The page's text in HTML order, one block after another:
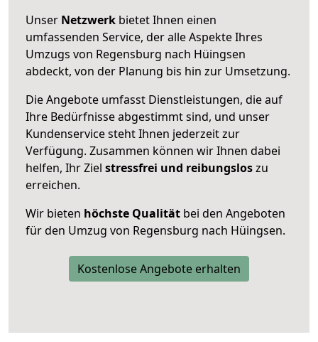
Unser Netzwerk bietet Ihnen einen
umfassenden Service, der alle Aspekte Ihres
Umzugs von Regensburg nach Hüingsen
abdeckt, von der Planung bis hin zur Umsetzung.
Die Angebote umfasst Dienstleistungen, die auf
Ihre Bedürfnisse abgestimmt sind, und unser
Kundenservice steht Ihnen jederzeit zur
Verfügung. Zusammen können wir Ihnen dabei
helfen, Ihr Ziel stressfrei und reibungsloszu
erreichen.
Wir bieten höchste Qualität bei den Angeboten
für den Umzug von Regensburg nach Hüingsen.
Kostenlose Angebote erhalten